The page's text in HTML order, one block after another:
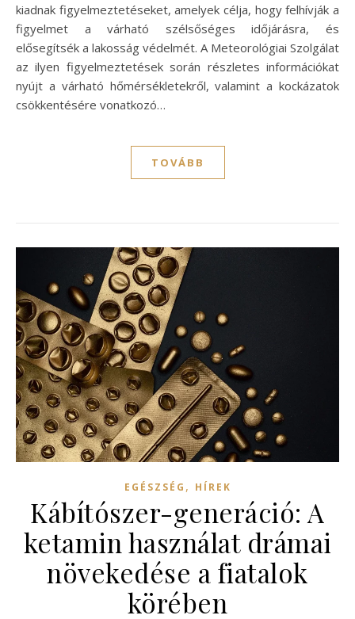
kiadnak figyelmeztetéseket, amelyek célja, hogy felhívják a
figyelmet a várható szélsőséges időjárásra, és
elősegítsék a lakosság védelmét. A Meteorológiai Szolgálat
az ilyen figyelmeztetések során részletes információkat
nyújt a várható hőmérsékletekről, valamint a kockázatok
csökkentésére vonatkozó…
TOVÁBB
EGÉSZSÉG , HÍREK
Kábítószer-generáció: A
ketamin használat drámai
növekedése a fiatalok
körében